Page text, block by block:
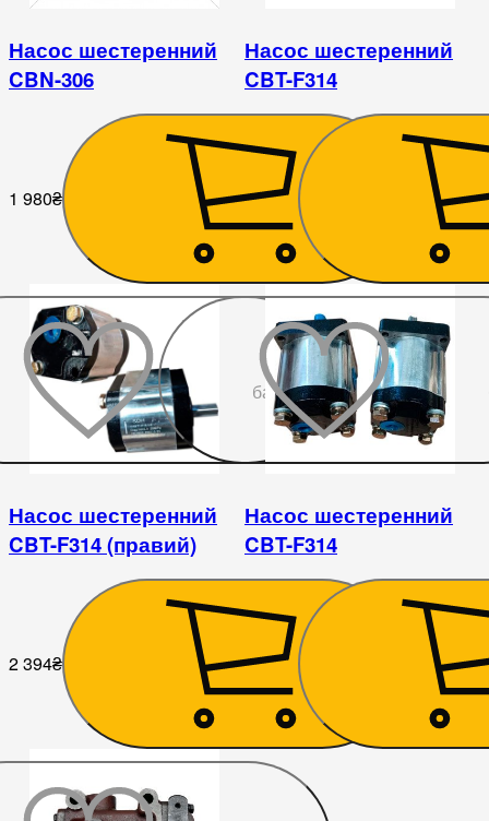
Насос шестеренний
CBN-306
1 980₴
Насос шестеренний
CBT-F314
2 394₴
До
бажаного
Насос шестеренний
CBT-F314 (правий)
2 394₴
Насос шестеренний
CBT-F314
2 394₴